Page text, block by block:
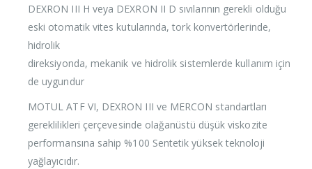
DEXRON III H veya DEXRON II D sıvılarının gerekli olduğu
eski otomatik vites kutularında, tork konvertörlerinde,
hidrolik
direksiyonda, mekanik ve hidrolik sistemlerde kullanım için
de uygundur
MOTUL ATF VI, DEXRON III ve MERCON standartları
gereklilikleri çerçevesinde olağanüstü düşük viskozite
performansına sahip %100 Sentetik yüksek teknoloji
yağlayıcıdır.